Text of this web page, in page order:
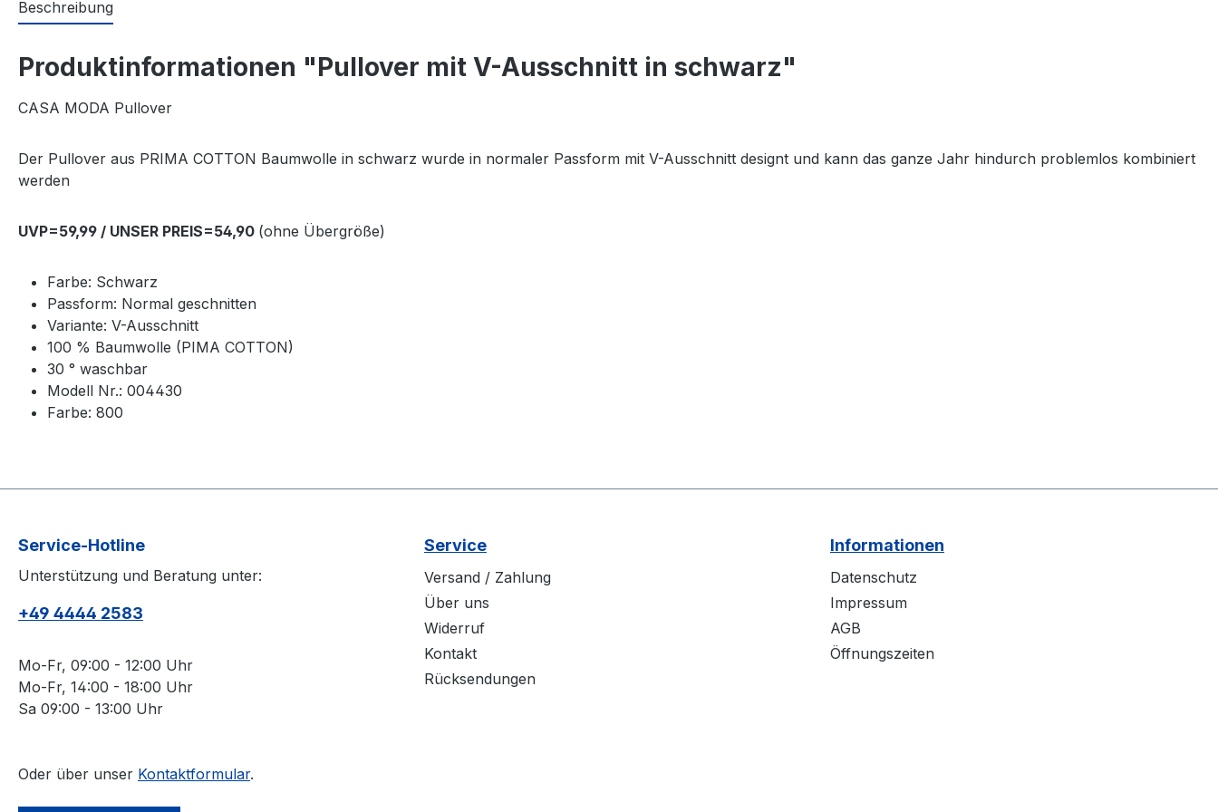
Beschreibung
Produktinformationen "Pullover mit V-Ausschnitt in schwarz"
CASA MODA Pullover
Der Pullover aus PRIMA COTTON Baumwolle in schwarz wurde in normaler Passform mit V-Ausschnitt designt und kann das ganze Jahr hindurch problemlos kombiniert
werden
UVP=59,99 / UNSER PREIS=54,90 (ohne Übergröße)
Farbe: Schwarz
Passform: Normal geschnitten
Variante: V-Ausschnitt
100 % Baumwolle (PIMA COTTON)
30 ° waschbar
Modell Nr.: 004430
Farbe: 800
Service-Hotline
Unterstützung und Beratung unter:
+49 4444 2583
Mo-Fr, 09:00 - 12:00 Uhr
Mo-Fr, 14:00 - 18:00 Uhr
Sa 09:00 - 13:00 Uhr
Oder über unser Kontaktformular.
Service
Versand / Zahlung
Über uns
Widerruf
Kontakt
Rücksendungen
Informationen
Datenschutz
Impressum
AGB
Öffnungszeiten